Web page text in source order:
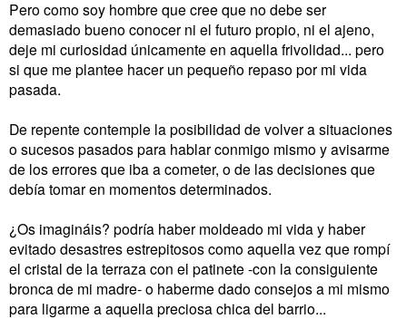
Pero como soy hombre que cree que no debe ser
demasiado bueno conocer ni el futuro propio, ni el ajeno,
deje mi curiosidad únicamente en aquella frivolidad... pero
si que me plantee hacer un pequeño repaso por mi vida
pasada.
De repente contemple la posibilidad de volver a situaciones
o sucesos pasados para hablar conmigo mismo y avisarme
de los errores que iba a cometer, o de las decisiones que
debía tomar en momentos determinados.
¿Os imagináis? podría haber moldeado mi vida y haber
evitado desastres estrepitosos como aquella vez que rompí
el cristal de la terraza con el patinete -con la consiguiente
bronca de mi madre- o haberme dado consejos a mi mismo
para ligarme a aquella preciosa chica del barrio...